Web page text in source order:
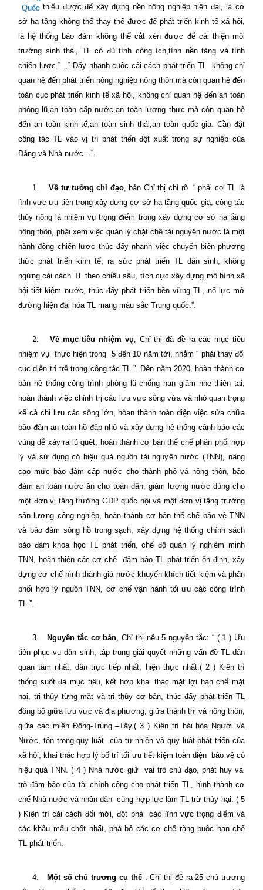
Quốc thiếu được để xây dựng nền nông nghiệp hiện đại, là cơ
sở hạ tầng không thể thay thế được để phát triển kinh tế xã hội,
là hệ thống bảo đảm không thể cắt xén được để cải thiện môi
trường sinh thái, TL có đủ tính công ích,tính nền tảng và tính
chiến lược.”…” Đẩy nhanh cuộc cải cách phát triển TL
không chỉ
quan hệ đến phát triển nông nghiệp nông thôn mà còn quan hệ đến
toàn cục phát triển kinh tế xã hội, không chỉ quan hệ đến an toàn
phòng lũ,an toàn cấp nước,an toàn lương thực mà còn quan hệ
đến an toàn kinh tế,an toàn sinh thái,an toàn quốc gia. Cần đặt
công tác TL vào vị trí phát triển đột xuất trong sự nghiệp của
Đảng và Nhà nước…”.
1. Về tư tưởng chỉ đạo, bản Chỉ thị chỉ rõ
“ phải coi TL là
lĩnh vực ưu tiên trong xây dựng cơ sở hạ tầng quốc gia, công tác
thủy nông là nhiệm vụ trọng điểm trong xây dựng cơ sở hạ tầng
nông thôn, phải xem việc quản lý chặt chẽ tài nguyên nước là một
hành động chiến lược thúc đẩy nhanh việc chuyển biến phương
thức phát triển kinh tế, ra sức phát triển TL dân sinh, không
ngừng cải cách TL theo chiều sâu, tích cực xây dựng mô hình xã
hội tiết kiệm nước, thúc đẩy phát triển bền vững TL, nổ lực mở
đường hiện đại hóa TL mang màu sắc Trung quốc.”.
2. Về mục tiêu nhiệm vụ, Chỉ thị đã đề ra các mục tiêu
nhiệm vụ thực hiện trong 5 đến 10 năm tới, nhằm “ phải thay đổi
cục diện trì trệ trong công tác TL.”. Đến năm 2020, hoàn thành cơ
bản hệ thống công trình phòng lũ chống hạn giảm nhẹ thiên tai,
hoàn thành việc chỉnh trị các lưu vực sông vừa và nhỏ quan trọng
kể cả chi lưu các sông lớn, hòan thành toàn diện việc sửa chữa
bảo đảm an toàn hồ đập nhỏ và xây dựng hệ thống cảnh báo các
vùng dễ xảy ra lũ quét, hoàn thành cơ bản thể chế phân phối hợp
lý và sử dụng có hiệu quả nguồn tài nguyên nước (TNN), nâng
cao mức bảo đảm cấp nước cho thành phố và nông thôn, bảo
đảm an toàn nước ăn cho toàn dân, giảm lượng nước dùng cho
một đơn vị tăng trưởng GDP quốc nội và một đơn vị tăng trưởng
sản lượng công nghiệp, hoàn thành cơ bản thể chế bảo vệ TNN
và bảo đảm sông hồ trong sạch; xây dựng hệ thống chính sách
bảo đảm khoa học TL phát triển, chế độ quản lý nghiêm minh
TNN, hoàn thiện các cơ chế
đảm bảo TL phát triển ổn định, xây
dựng cơ chế hình thành giá nước khuyến khích tiết kiệm và phân
phối hợp lý nguồn TNN, cơ chế vận hành tối ưu các công trình
TL.”.
3. Nguyên tắc cơ bản, Chỉ thị nêu 5 nguyên tắc: “ ( 1 ) Ưu
tiên phục vụ dân sinh, tập trung giải quyết những vấn đề TL dân
quan tâm nhất, dân trực tiếp nhất, hiện thực nhất.( 2 ) Kiên trì
thống suốt đa mục tiêu, kết hợp khai thác mặt lợi hạn chế mặt
hại, trị thủy từng mặt và trị thủy cơ bản, thúc đẩy phát triển TL
đồng bộ giữa lưu vực và địa phương, giữa thành thị và nông thôn,
giữa các miền Đông-Trung –Tây.( 3 ) Kiên trì hài hòa Người và
Nước, tôn trọng quy luật
của tự nhiên và quy luật phát triển của
xã hội, khai thác hợp lý bố trí tối ưu tiết kiệm toàn diện
bảo vệ có
hiệu quả TNN. ( 4 ) Nhà nước giữ
vai trò chủ đạo, phát huy vai
trò đảm bảo của tài chính công cho phát triển TL, hình thành cơ
chế Nhà nước và nhân dân cùng hợp lực làm TL trừ thủy hại. ( 5
) Kiên trì cải cách đổi mới, đột phá
các lĩnh vực trọng điểm và
các khâu mấu chốt nhất, phá bỏ các cơ chế ràng buộc hạn chế
TL phát triển.
4. Một số chủ trương cụ thể: Chỉ thị đề ra 25 chủ trương